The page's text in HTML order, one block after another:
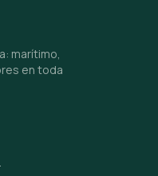
marítimo,
en toda